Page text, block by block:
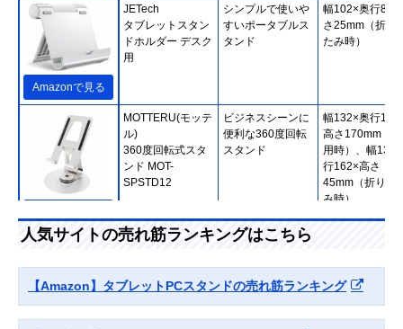
Amazonで見る
JETech
タブレットスタン
ドホルダー デスク
用
シンプルで使いや
すいポータブルス
タンド
幅102×奥行86×
さ25mm（折り
たみ時）
MOTTERU(モッテ
ル)
360度回転式スタ
ンド MOT-
SPSTD12
ビジネスシーンに
便利な360度回転
スタンド
幅132×奥行
高さ170mm（使
用時）、幅
行162×高さ
45mm（折りた
み時）
Amazonで見る
サンワサプライ
ミスタンド PDA-
STN35S
視聴とタイピング
人気サイトの売れ筋ランキングはこちら
【Amazon】タブレットPCスタンドの売れ筋ランキング